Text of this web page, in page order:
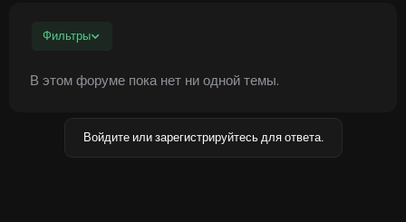
Фильтры
В этом форуме пока нет ни одной темы.
Войдите или зарегистрируйтесь для ответа.